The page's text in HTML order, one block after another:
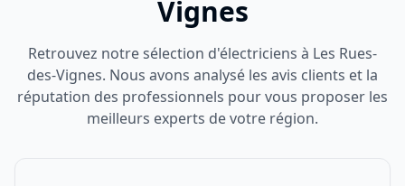
Vignes
Retrouvez notre sélection d'électriciens à Les Rues-
des-Vignes. Nous avons analysé les avis clients et la
réputation des professionnels pour vous proposer les
meilleurs experts de votre région.